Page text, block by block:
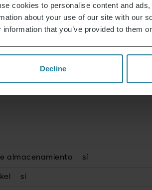
cookies to personalise content and
about your use of our site with our
information that you’ve provided to them
Decline
almacenamiento sí
sí